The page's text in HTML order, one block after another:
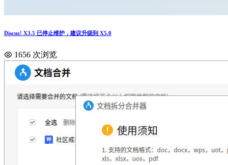
Discuz! X3.5 已停止维护，建议升级到 X5.0
1656 次浏览